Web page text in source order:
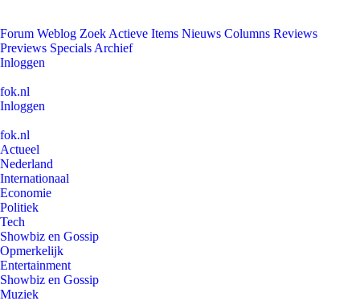
Forum Weblog Zoek Actieve Items Nieuws Columns Reviews
Previews Specials Archief
Inloggen
fok.nl
Inloggen
fok.nl
Actueel
Nederland
Internationaal
Economie
Politiek
Tech
Showbiz en Gossip
Opmerkelijk
Entertainment
Showbiz en Gossip
Muziek